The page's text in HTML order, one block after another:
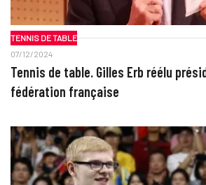
TENNIS DE TABLE
07/12/2024
Tennis de table. Gilles Erb réélu
fédération française